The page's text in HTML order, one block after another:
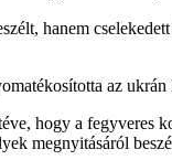
hanem
az
hogy a fegyveres
megnyitásáról